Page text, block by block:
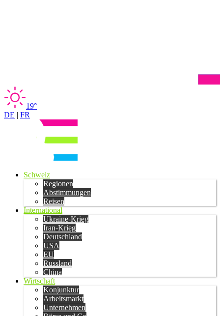
19°
DE | FR
Schweiz
Regionen
Abstimmungen
Reisen
International
Ukraine-Krieg
Iran-Krieg
Deutschland
USA
EU
Russland
China
Wirtschaft
Konjunktur
Arbeitsmarkt
Unternehmen